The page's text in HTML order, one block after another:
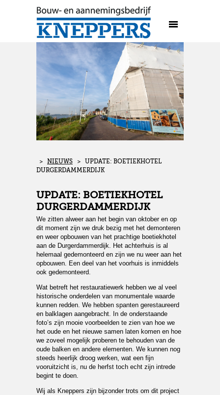
> NIEUWS > UPDATE: BOETIEKHOTEL
DURGERDAMMERDIJK
UPDATE: BOETIEKHOTEL
DURGERDAMMERDIJK
We zitten alweer aan het begin van oktober en op
dit moment zijn we druk bezig met het demonteren
en weer opbouwen van het prachtige boetiekhotel
aan de Durgerdammerdijk. Het achterhuis is al
helemaal gedemonteerd en zijn we nu weer aan het
opbouwen. Een deel van het voorhuis is inmiddels
ook gedemonteerd.
Wat betreft het restauratiewerk hebben we al veel
historische onderdelen van monumentale waarde
kunnen redden. We hebben spanten gerestaureerd
en balklagen aangebracht. In de onderstaande
foto’s zijn mooie voorbeelden te zien van hoe we
het oude en het nieuwe samen laten komen en hoe
we zoveel mogelijk proberen te behouden van de
oude balken en andere elementen. We kunnen nog
steeds heerlijk droog werken, wat een fijn
vooruitzicht is, nu de herfst toch echt zijn intrede
begint te doen.
Wij als Kneppers zijn bijzonder trots om dit project